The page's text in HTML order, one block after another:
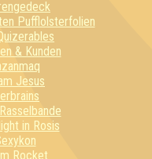
Pufflolsterfolien
& Kunden
Jesus
in Rosis
Rocket